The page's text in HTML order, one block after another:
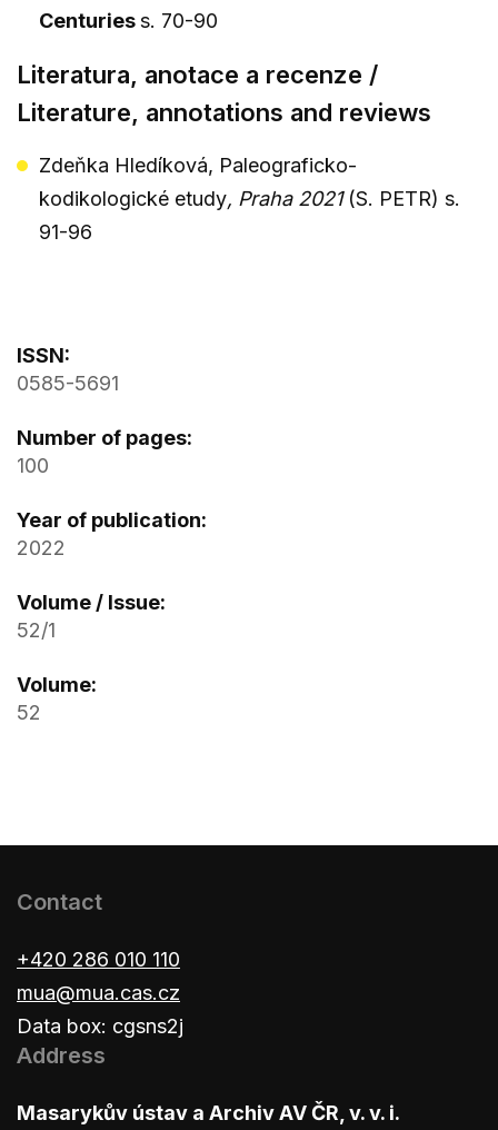
Centuriess. 70-90
Literatura, anotace a recenze /
Literature, annotations and reviews
Zdeňka Hledíková, Paleograficko-
kodikologické etudy, Praha 2021(S. PETR) s.
91-96
ISSN:
0585-5691
Number of pages:
100
Year of publication:
2022
Volume / Issue:
52/1
Volume:
52
Contact
+420 286 010 110
mua@mua.cas.cz
Data box: cgsns2j
Address
Masarykův ústav a Archiv AV ČR, v. v. i.